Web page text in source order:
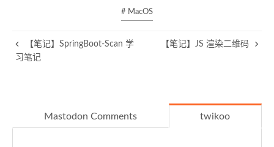
# MacOS
【笔记】SpringBoot-Scan 学
习笔记
【笔记】JS 渲染二维码
Mastodon Comments twikoo